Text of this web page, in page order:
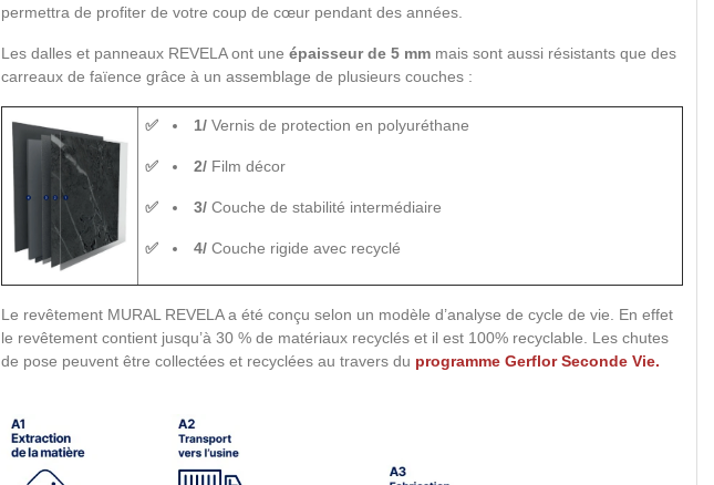
permettra de profiter de votre coup de cœur pendant des années.
Les dalles et panneaux REVELA ont une épaisseur de 5 mm mais sont aussi résistants que des
carreaux de faïence grâce à un assemblage de plusieurs couches :
1/ Vernis de protection en polyuréthane
2/ Film décor
3/ Couche de stabilité intermédiaire
4/ Couche rigide avec recyclé
Le revêtement MURAL REVELA a été conçu selon un modèle d’analyse de cycle de vie. En effet
le revêtement contient jusqu’à 30 % de matériaux recyclés et il est 100% recyclable. Les chutes
de pose peuvent être collectées et recyclées au travers du programme Gerflor Seconde Vie.